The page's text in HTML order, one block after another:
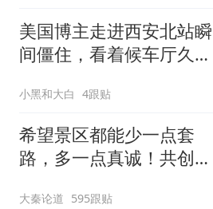
美国博主走进西安北站瞬
间僵住，看着候车厅久久
小黑和大白 4跟贴
希望景区都能少一点套
路，多一点真诚！共创良
大秦论道 595跟贴